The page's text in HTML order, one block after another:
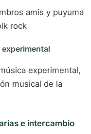
amis y puyuma
rock
experimental,
musical de la
e intercambio